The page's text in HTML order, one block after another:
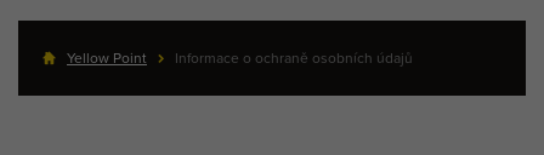
Yellow Point Informace o ochraně osobních údajů